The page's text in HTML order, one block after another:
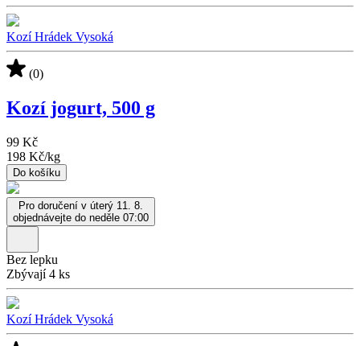
Kozí Hrádek Vysoká
(0)
Kozí jogurt, 500 g
99 Kč
198 Kč/kg
Do košíku
Pro doručení v úterý 11. 8.
objednávejte do neděle 07:00
Bez lepku
Zbývají 4 ks
Kozí Hrádek Vysoká